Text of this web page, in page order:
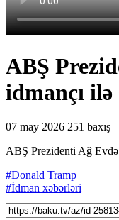
ABŞ
idmançı
07 may 2026 251 baxış
ABŞ Prezidenti Ağ
#Donald Tramp
#İdman xəbərləri